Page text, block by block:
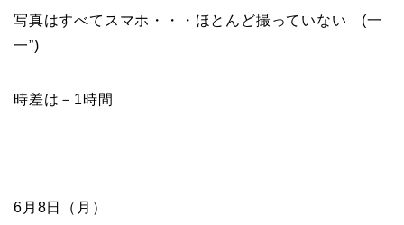
写真はすべてスマホ・・・ほとんど撮っていない (一
一”)
時差は－1時間
6月8日（月）